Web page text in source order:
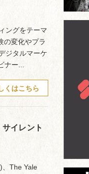
ングをテーマ
の変化やプラ
ジタルマーケ
ー...
くはこちら
イレント
、The Yale